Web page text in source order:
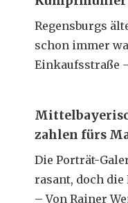
Regensburgs
schon immer
Einkaufsstraße
zahlen fürs
Die Porträt-
rasant, doch
– Von Rainer